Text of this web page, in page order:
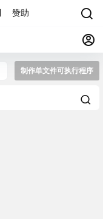
赞助
制作单文件可执行程序